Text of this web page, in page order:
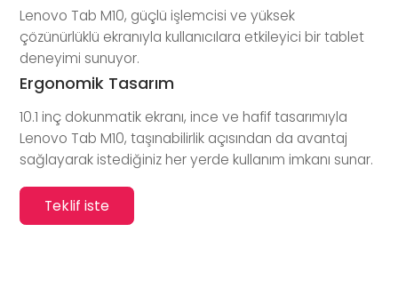
Lenovo Tab M10, güçlü işlemcisi ve yüksek
çözünürlüklü ekranıyla kullanıcılara etkileyici bir tablet
deneyimi sunuyor.
Ergonomik Tasarım
10.1 inç dokunmatik ekranı, ince ve hafif tasarımıyla
Lenovo Tab M10, taşınabilirlik açısından da avantaj
sağlayarak istediğiniz her yerde kullanım imkanı sunar.
Teklif iste